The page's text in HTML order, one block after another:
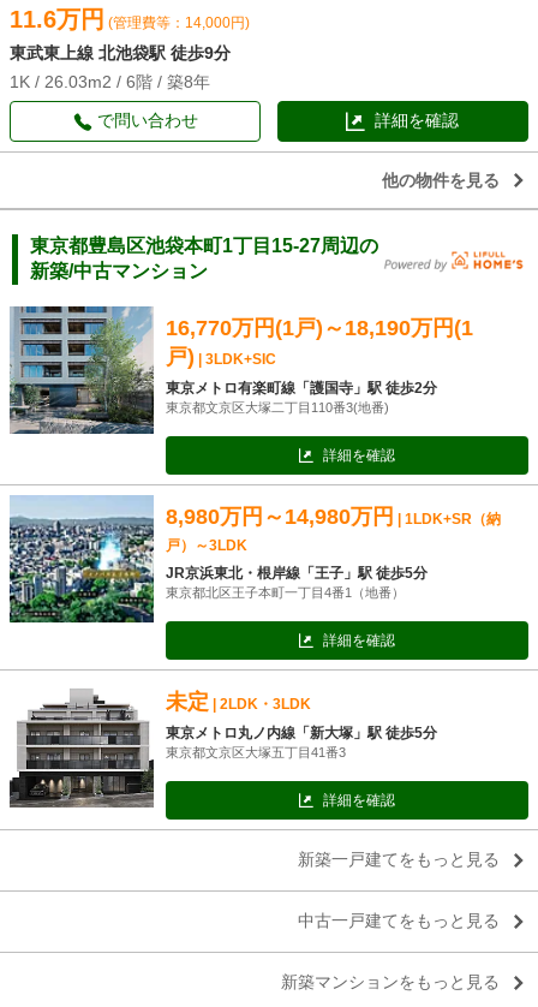
11.6万円 (管理費等：14,000円)
東武東上線 北池袋駅 徒歩9分
1K / 26.03m2 / 6階 / 築8年
で問い合わせ
詳細を確認
他の物件を見る
東京都豊島区池袋本町1丁目15-27周辺の
新築/中古マンション
16,770万円(1戸)～18,190万円(1
戸) | 3LDK+SIC
東京メトロ有楽町線「護国寺」駅 徒歩2分
東京都文京区大塚二丁目110番3(地番)
詳細を確認
8,980万円～14,980万円
| 1LDK+SR（納
戸）～3LDK
JR京浜東北・根岸線「王子」駅 徒歩5分
東京都北区王子本町一丁目4番1（地番）
詳細を確認
未定 | 2LDK・3LDK
東京メトロ丸ノ内線「新大塚」駅 徒歩5分
東京都文京区大塚五丁目41番3
詳細を確認
新築一戸建てをもっと見る
中古一戸建てをもっと見る
新築マンションをもっと見る